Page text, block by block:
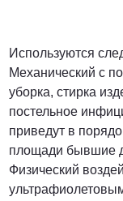
Используются
Механический с
уборка, стирка
постельное
приведут в
площади бывшие
Физический